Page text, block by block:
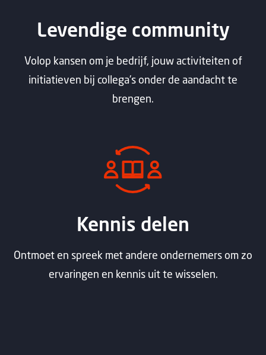
Levendige community
Volop kansen om je bedrijf, jouw activiteiten of
initiatieven bij collega’s onder de aandacht te
brengen.
Kennis delen
Ontmoet en spreek met andere ondernemers om zo
ervaringen en kennis uit te wisselen.